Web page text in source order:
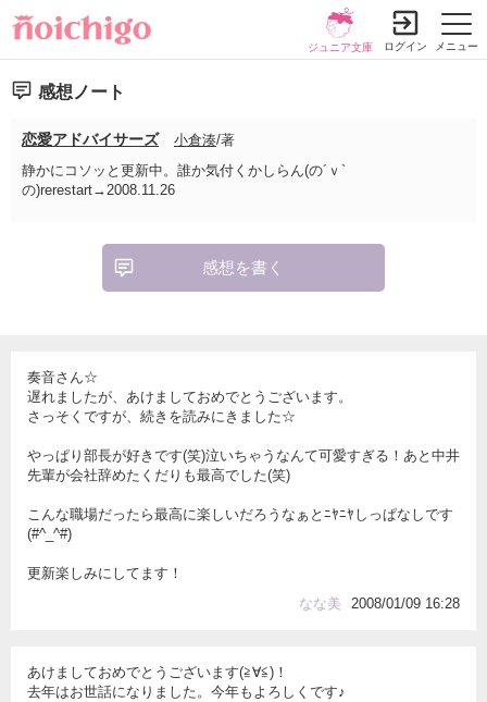
メニュー
ジュニア文庫 ログイン
感想ノート
恋愛アドバイサーズ 小倉湊/著
静かにコソッと更新中。誰か気付くかしらん(の´ｖ`
の)rerestart→2008.11.26
感想を書く
奏音さん☆
遅れましたが、あけましておめでとうございます。
さっそくですが、続きを読みにきました☆
やっぱり部長が好きです(笑)泣いちゃうなんて可愛すぎる！あと中井
先輩が会社辞めたくだりも最高でした(笑)
こんな職場だったら最高に楽しいだろうなぁとﾆﾔﾆﾔしっぱなしです
(#^_^#)
更新楽しみにしてます！
なな美
2008/01/09 16:28
あけましておめでとうございます(≧∀≦)！
去年はお世話になりました。今年もよろしくです♪